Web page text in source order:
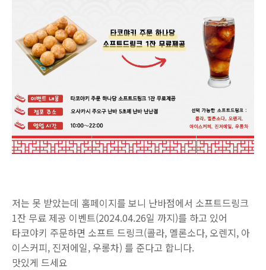
저는 못 받았는데 홈페이지를 보니 난바점에서 소프트드링크
1잔 무료 제공 이벤트(2024.04.26일 까지)를 하고 있어
타코야키 주문하면 소프트 드링크(콜라, 멜론소다, 오렌지, 아
이스커피, 진저에일, 우롱차) 를 준다고 합니다.
맛있게 드세요